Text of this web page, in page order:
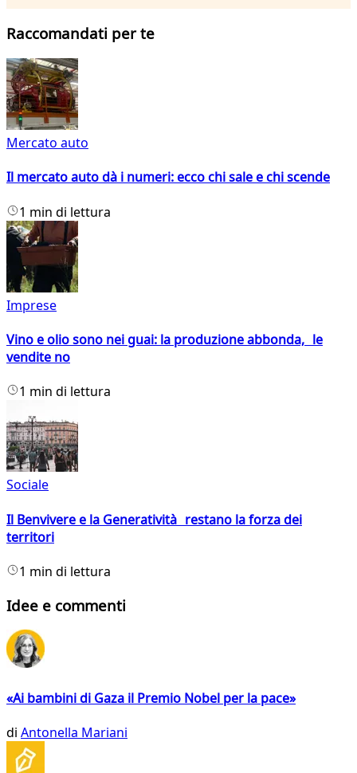
Raccomandati per te
Mercato auto
Il mercato auto dà i numeri: ecco chi sale e chi scende
1 min di lettura
Imprese
Vino e olio sono nei guai: la produzione abbonda, le
vendite no
1 min di lettura
Sociale
Il Benvivere e la Generatività restano la forza dei
territori
1 min di lettura
Idee e commenti
«Ai bambini di Gaza il Premio Nobel per la pace»
di Antonella Mariani